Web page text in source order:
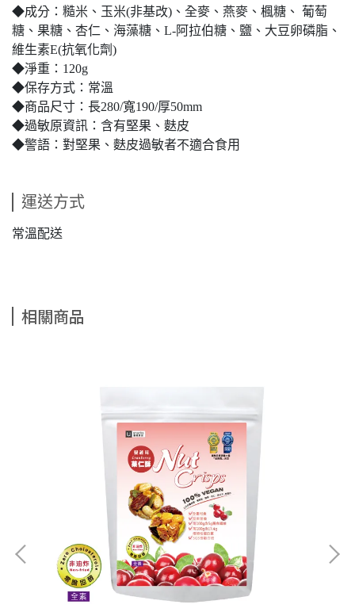
◆成分：糙米、玉米(非基改)、全麥、燕麥、楓糖、 葡萄
糖、果糖、杏仁、海藻糖、L-阿拉伯糖、鹽、大豆卵磷脂、
維生素E(抗氧化劑)
◆淨重：120g
◆保存方式：常溫
◆商品尺寸：長280/寬190/厚50mm
◆過敏原資訊：含有堅果、麩皮
◆警語：對堅果、麩皮過敏者不適合食用
運送方式
常溫配送
相關商品